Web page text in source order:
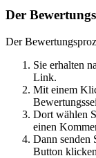
Der
Der
Sie erhalten
Link.
Mit einem
Dort wählen
einen
Dann senden
Button